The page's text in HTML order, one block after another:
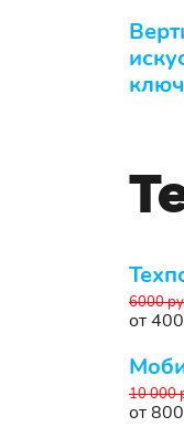
ключ
6000
от
10 000
от